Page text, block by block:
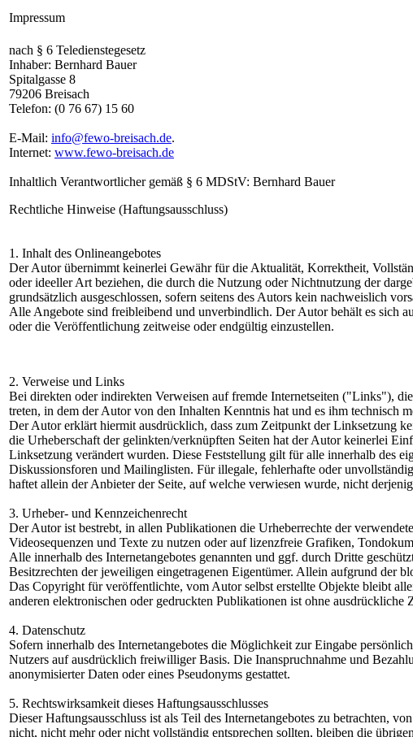
Impressum
nach § 6 Teledienstegesetz
Inhaber: Bernhard Bauer
Spitalgasse 8
79206 Breisach
Telefon: (0 76 67) 15 60
E-Mail: info@fewo-breisach.de.
Internet: www.fewo-breisach.de
Inhaltlich Verantwortlicher gemäß § 6 MDStV: Bernhard Bauer
Rechtliche Hinweise (Haftungsausschluss)
1. Inhalt des Onlineangebotes
Der Autor übernimmt keinerlei Gewähr für die Aktualität, Korrektheit,
oder ideeller Art beziehen, die durch die Nutzung oder Nichtnutzung der
grundsätzlich ausgeschlossen, sofern seitens des Autors kein nachweislich
Alle Angebote sind freibleibend und unverbindlich. Der Autor behält es sich
oder die Veröffentlichung zeitweise oder endgültig einzustellen.
2. Verweise und Links
Bei direkten oder indirekten Verweisen auf fremde Internetseiten ("Links"),
treten, in dem der Autor von den Inhalten Kenntnis hat und es ihm
Der Autor erklärt hiermit ausdrücklich, dass zum Zeitpunkt der Linksetzung
die Urheberschaft der gelinkten/verknüpften Seiten hat der Autor keinerlei
Linksetzung verändert wurden. Diese Feststellung gilt für alle innerhalb des
Diskussionsforen und Mailinglisten. Für illegale, fehlerhafte oder
haftet allein der Anbieter der Seite, auf welche verwiesen wurde, nicht
3. Urheber- und Kennzeichenrecht
Der Autor ist bestrebt, in allen Publikationen die Urheberrechte der
Videosequenzen und Texte zu nutzen oder auf lizenzfreie Grafiken,
Alle innerhalb des Internetangebotes genannten und ggf. durch Dritte
Besitzrechten der jeweiligen eingetragenen Eigentümer. Allein aufgrund der
Das Copyright für veröffentlichte, vom Autor selbst erstellte Objekte bleibt
anderen elektronischen oder gedruckten Publikationen ist ohne ausdrückliche
4. Datenschutz
Sofern innerhalb des Internetangebotes die Möglichkeit zur Eingabe
Nutzers auf ausdrücklich freiwilliger Basis. Die Inanspruchnahme und
anonymisierter Daten oder eines Pseudonyms gestattet.
5. Rechtswirksamkeit dieses Haftungsausschlusses
Dieser Haftungsausschluss ist als Teil des Internetangebotes zu betrachten,
nicht, nicht mehr oder nicht vollständig entsprechen sollten, bleiben die